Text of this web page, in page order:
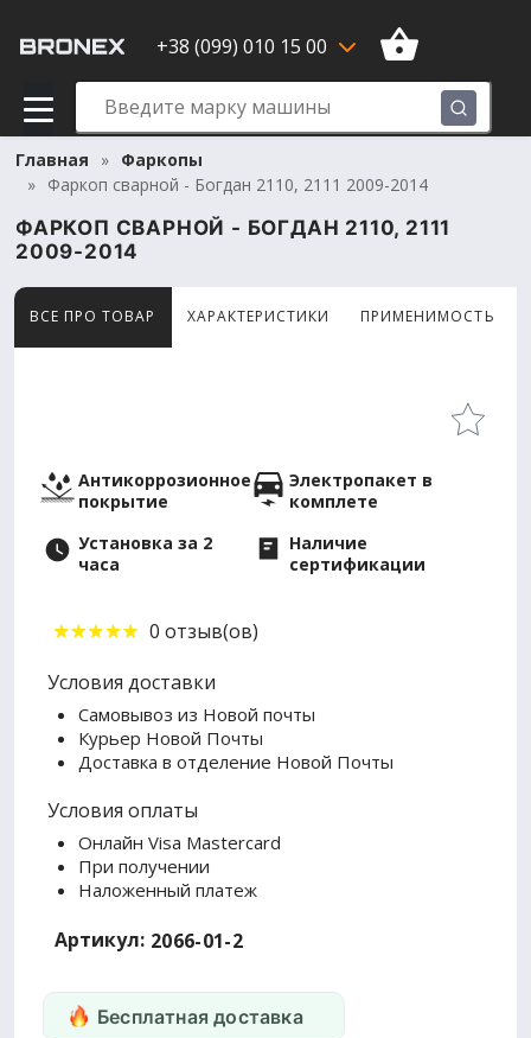
+38 (099) 010 15 00
Главная
Фаркопы
Фаркоп сварной - Богдан 2110, 2111 2009-2014
ФАРКОП СВАРНОЙ - БОГДАН 2110, 2111
2009-2014
ВСЕ ПРО ТОВАР ХАРАКТЕРИСТИКИ ПРИМЕНИМОСТЬ
Товар просматривают сейчас 13 человек
Антикоррозионное
покрытие
Электропакет в
комплете
Установка за 2
часа
Наличие
сертификации
0 отзыв(ов)
Условия доставки
Самовывоз из Новой почты
Курьер Новой Почты
Доставка в отделение Новой Почты
Условия оплаты
Онлайн Visa Mastercard
При получении
Наложенный платеж
Артикул: 2066-01-2
Бесплатная доставка